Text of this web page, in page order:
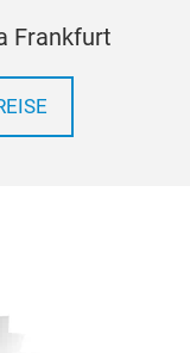
Frankfurt